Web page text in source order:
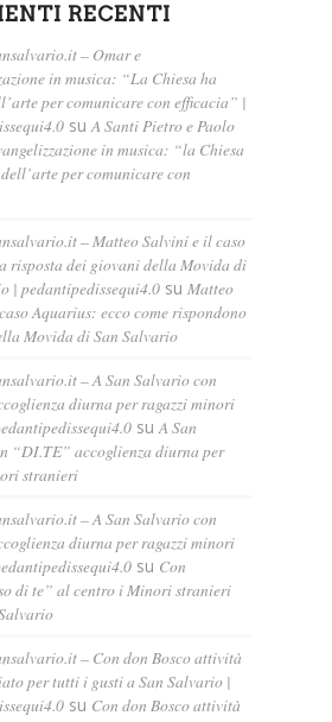
RECENTI
– Omar e
in musica: “La Chiesa ha
per comunicare con efficacia” |
suA Santi Pietro e Paolo
in musica: “la Chiesa
per comunicare con
– Matteo Salvini e il caso
risposta dei giovani della Movida di
| pedantipedissequi4.0 suMatteo
Aquarius: ecco come rispondono
Movida di San Salvario
– A San Salvario con
diurna per ragazzi minori
suA San
“DI.TE” accoglienza diurna per
stranieri
– A San Salvario con
diurna per ragazzi minori
su Con
di te” al centro i Minori stranieri
– Con don Bosco attività
per tutti i gusti a San Salvario |
su Con don Bosco attività